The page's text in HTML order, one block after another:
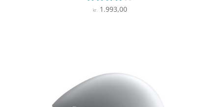
Vurderet
kr.1.993,00